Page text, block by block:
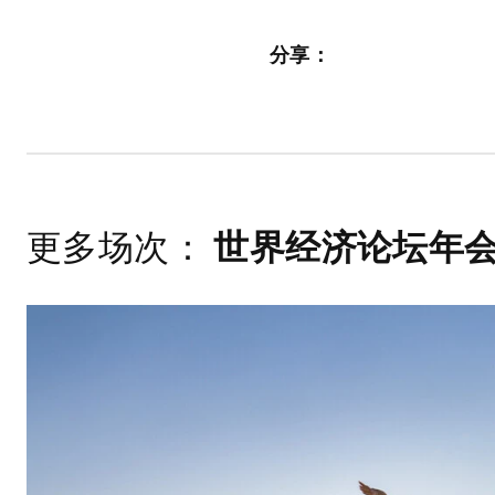
分享：
更多场次： 世界经济论坛年